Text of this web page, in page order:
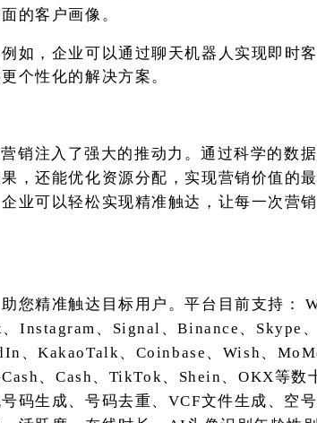
的客户画像。
如，企业可以通过聊天机器人实现即时
个性化的解决方案。
销注入了强大的推动力。通过科学的数
，还能优化资源分配，实现营销价值的
业可以轻松实现精准触达，让每一次营
您精准触达目标用户。平台目前支持：
Instagram、Signal、Binance、Skype、
、KakaoTalk、Coinbase、Wish、
、Cash、TikTok、Shein、OKX等数
码生成、号码去重、VCF文件生成、空